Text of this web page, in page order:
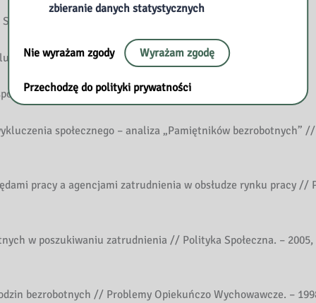
– 2001, nr 8, s. 53-54
// Nowa Szkoła. – 2001, nr 9, s. 55-56
// Dyrektor Szkoły. – 2005, nr 4, s. 53-56
społecznego – analiza „Pamiętników bezrobotnych”
pracy a agencjami zatrudnienia w obsłudze rynku pracy //
w poszukiwaniu zatrudnienia // Polityka Społeczna. –
bezrobotnych // Problemy Opiekuńczo Wychowawcze. –
zbieranie danych statystycznych
Nie wyrażam zgody Wyrażam zgodę
Przechodzę do polityki prywatności